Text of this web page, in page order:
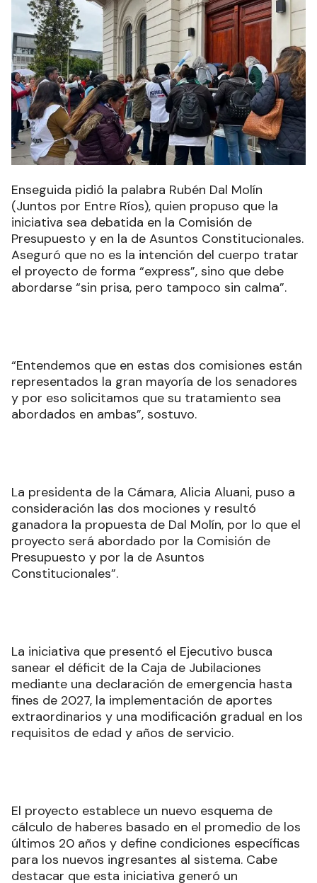
Enseguida pidió la palabra Rubén Dal Molín
(Juntos por Entre Ríos), quien propuso que la
iniciativa sea debatida en la Comisión de
Presupuesto y en la de Asuntos Constitucionales.
Aseguró que no es la intención del cuerpo tratar
el proyecto de forma “express”, sino que debe
abordarse “sin prisa, pero tampoco sin calma”.
“Entendemos que en estas dos comisiones están
representados la gran mayoría de los senadores
y por eso solicitamos que su tratamiento sea
abordados en ambas”, sostuvo.
La presidenta de la Cámara, Alicia Aluani, puso a
consideración las dos mociones y resultó
ganadora la propuesta de Dal Molín, por lo que el
proyecto será abordado por la Comisión de
Presupuesto y por la de Asuntos
Constitucionales”.
La iniciativa que presentó el Ejecutivo busca
sanear el déficit de la Caja de Jubilaciones
mediante una declaración de emergencia hasta
fines de 2027, la implementación de aportes
extraordinarios y una modificación gradual en los
requisitos de edad y años de servicio.
El proyecto establece un nuevo esquema de
cálculo de haberes basado en el promedio de los
últimos 20 años y define condiciones específicas
para los nuevos ingresantes al sistema. Cabe
destacar que esta iniciativa generó un